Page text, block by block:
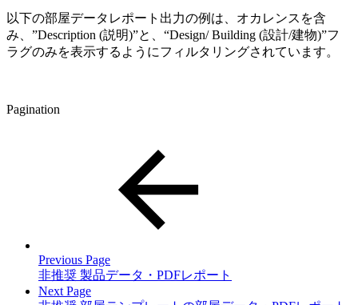
以下の部屋データレポート出力の例は、オカレンスを含
み、”Description (説明)”と、“Design/ Building (設計/建物)”フ
ラグのみを表示するようにフィルタリングされています。
Pagination
Previous Page
非推奨 製品データ・PDFレポート
Next Page